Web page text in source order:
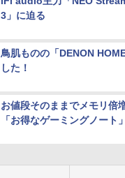
3」に迫る
鳥肌ものの「DENON
した！
お値段そのままでメモリ倍
「お得なゲーミングノート」